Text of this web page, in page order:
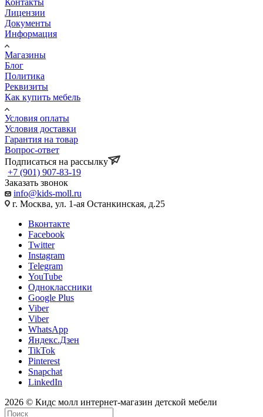
Лицензии
Документы
Информация
Магазины
Блог
Политика
Реквизиты
Как купить мебель
Условия оплаты
Условия доставки
Гарантия на товар
Вопрос-ответ
Подписаться на рассылку
+7 (901) 907-83-19
Заказать звонок
info@kids-moll.ru
г. Москва, ул. 1-ая Останкинская, д.25
Вконтакте
Facebook
Twitter
Instagram
Telegram
YouTube
Одноклассники
Google Plus
Viber
Viber
WhatsApp
Яндекс.Дзен
TikTok
Pinterest
Snapchat
LinkedIn
2026 © Кидс молл интернет-магазин детской мебели